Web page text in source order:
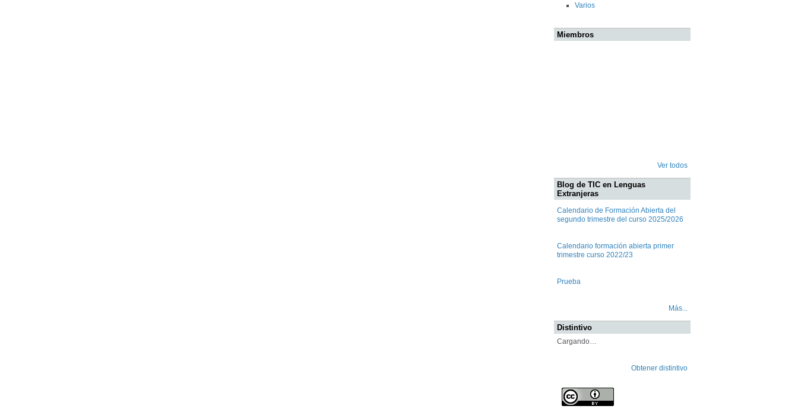
Varios
Miembros
Ver todos
Blog de TIC en Lenguas
Extranjeras
Calendario de Formación Abierta del
segundo trimestre del curso 2025/2026
Calendario formación abierta primer
trimestre curso 2022/23
Prueba
Más...
Distintivo
Cargando…
Obtener distintivo